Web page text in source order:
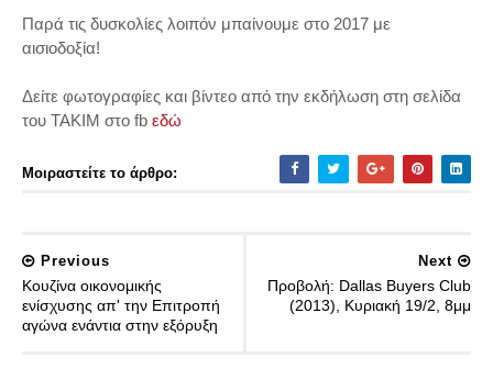
Παρά τις δυσκολίες λοιπόν μπαίνουμε στο 2017 με
αισιοδοξία!
Δείτε φωτογραφίες και βίντεο από την εκδήλωση στη σελίδα
του ΤΑΚΙΜ στο fb εδώ
Μοιραστείτε το άρθρο:
Next
Προβολή: Dallas Buyers Club
(2013), Κυριακή 19/2, 8μμ
Previous
Κουζίνα οικονομικής
ενίσχυσης απ' την Επιτροπή
αγώνα ενάντια στην εξόρυξη